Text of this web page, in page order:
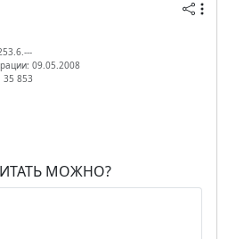
09.05.2008
853
МОЖНО?